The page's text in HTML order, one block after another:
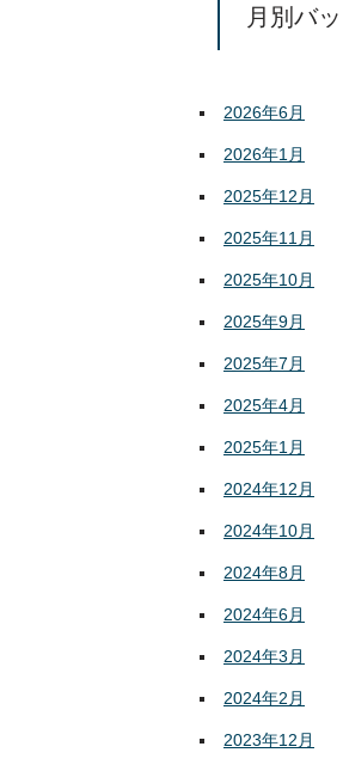
月別バ
2026年6月
2026年1月
2025年12月
2025年11月
2025年10月
2025年9月
2025年7月
2025年4月
2025年1月
2024年12月
2024年10月
2024年8月
2024年6月
2024年3月
2024年2月
2023年12月